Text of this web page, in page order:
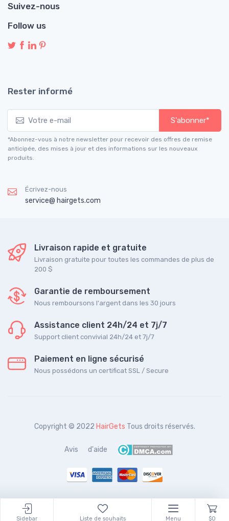
Suivez-nous
Follow us
Rester informé
S'abonner*
*Abonnez-vous à notre newsletter pour recevoir des offres de remise
anticipée, des mises à jour et des informations sur les nouveaux
produits.
Écrivez-nous
service@ hairgets.com
Livraison rapide et gratuite
Livraison gratuite pour toutes les commandes de plus de
200 $
Garantie de remboursement
Nous remboursons l'argent dans les 30 jours
Assistance client 24h/24 et 7j/7
Support client convivial 24h/24 et 7j/7
Paiement en ligne sécurisé
Nous possédons un certificat SSL / Secure
Copyright © 2022 HairGets Tous droits réservés.
Avis d'aide
Sidebar Liste de souhaits Menu $0